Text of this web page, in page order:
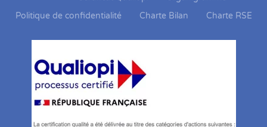
Politique de confidentialité
Charte Bilan Charte RSE